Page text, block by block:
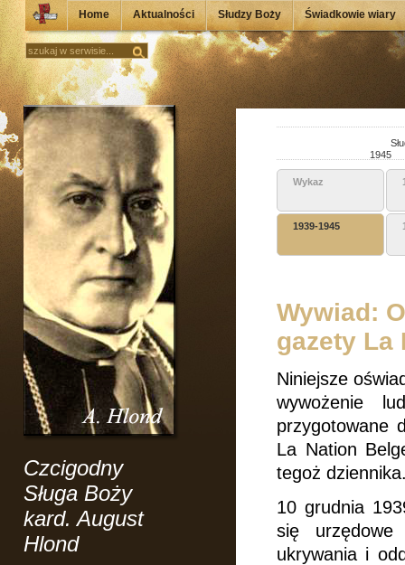
Home Aktualności Słudzy Boży Świadkowie wiary
Czcigodny
Sługa Boży
kard. August
Hlond
1945
Wykaz
1939-1945
Wywiad:
gazety La
Niniejsze
wywożenie
przygotowane
La Nation
tegoż
10 grudnia
się urzędowe
ukrywania i